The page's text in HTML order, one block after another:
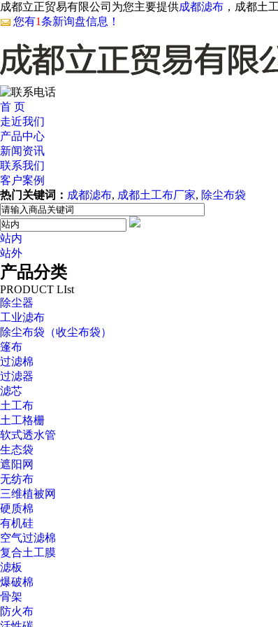
成都立正贸易有限公司为您主要提供成都滤布 ，成都土
您有1条新询盘信息！
首 页
走近我们
产品中心
新闻资讯
联系我们
客户案例
热门关键词： 成都滤布, 成都土工布厂家, 除尘布袋
站内
站外
产品分类
PRODUCT LIst
除尘器
工业滤布
除尘布袋（收尘布袋）
篷布
过滤棉
过滤器
滤芯
土工布
土工格栅
软式透水管
生态袋
遮阳网
无纺布
三维植被网
硬质棉
有机硅
空气过滤棉
复合土工膜
滤板
爆破棉
骨架
防火布